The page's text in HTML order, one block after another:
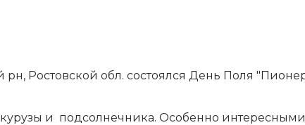
Ростовской обл. состоялся День Поля
и подсолнечника. Особенно интересными